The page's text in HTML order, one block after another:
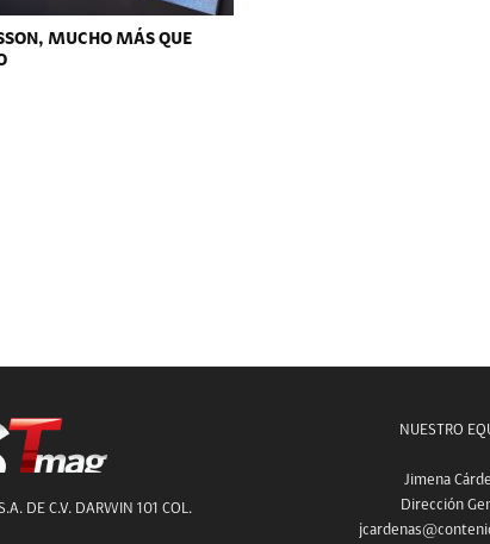
MUCHO MÁS QUE
DE C.V. DARWIN 101 COL.
NUESTRO
Jimena
Dirección